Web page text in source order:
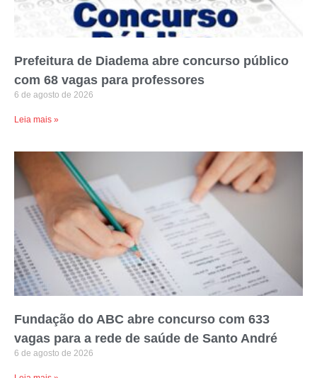
Prefeitura de Diadema abre concurso público
com 68 vagas para professores
6 de agosto de 2026
Leia mais »
Fundação do ABC abre concurso com 633
vagas para a rede de saúde de Santo André
6 de agosto de 2026